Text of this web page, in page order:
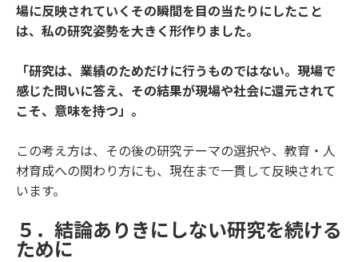
場に反映されていくその瞬間を目の当たりにしたこと
は、私の研究姿勢を大きく形作りました。
「研究は、業績のためだけに行うものではない。現場で
感じた問いに答え、その結果が現場や社会に還元されて
こそ、意味を持つ」。
この考え方は、その後の研究テーマの選択や、教育・人
材育成への関わり方にも、現在まで一貫して反映されて
います。
５．結論ありきにしない研究を続ける
ために